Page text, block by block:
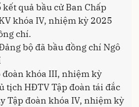
quả bầu cử Ban Chấp
khóa IV, nhiệm kỳ 2025
chí.
bộ đã bầu đồng chí Ngô
đoàn khóa III, nhiệm kỳ
tịch HĐTV Tập đoàn tái đắc
Tập đoàn khóa IV, nhiệm kỳ